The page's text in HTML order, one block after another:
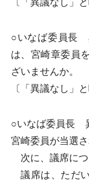
〔「異議なし」
○いなば委員長
は、宮崎章委員
ざいませんか。
〔「異議なし」
○いなば委員長
宮崎委員が当選さ
次に、議席につ
議席は、ただ